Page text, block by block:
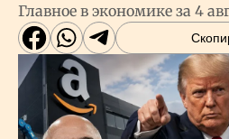
Главное в экономике за 4